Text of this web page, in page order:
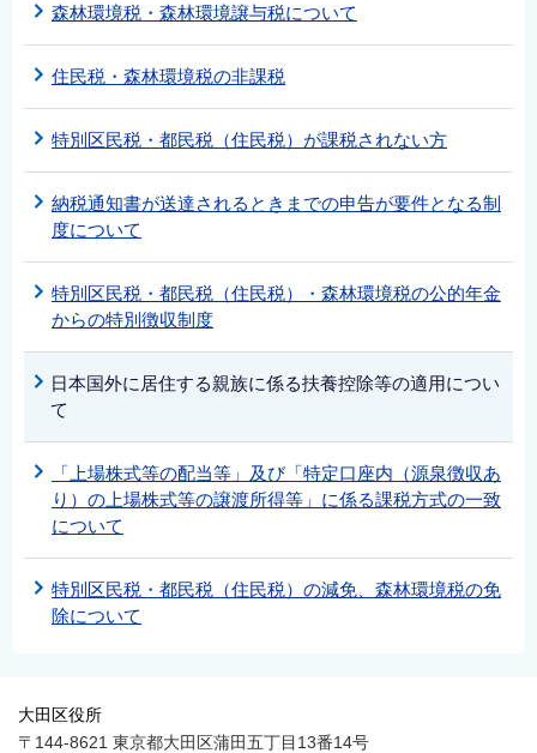
森林環境税・森林環境譲与税について
住民税・森林環境税の非課税
特別区民税・都民税（住民税）が課税されない方
納税通知書が送達されるときまでの申告が要件となる制
度について
特別区民税・都民税（住民税）・森林環境税の公的年金
からの特別徴収制度
日本国外に居住する親族に係る扶養控除等の適用につい
て
「上場株式等の配当等」及び「特定口座内（源泉徴収あ
り）の上場株式等の譲渡所得等」に係る課税方式の一致
について
特別区民税・都民税（住民税）の減免、森林環境税の免
除について
大田区役所
〒144-8621 東京都大田区蒲田五丁目13番14号